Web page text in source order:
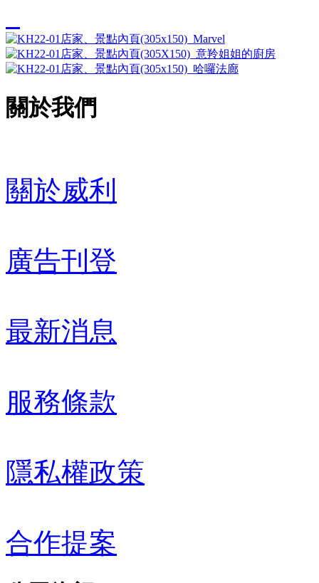
關於我們
關於威利
廣告刊登
最新消息
服務條款
隱私權政策
合作提案